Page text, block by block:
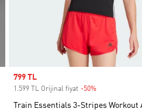
Sale price
799 TL
1.599 TL Orijinal fiyat -50%
Train Essentials 3-Stripes Workout